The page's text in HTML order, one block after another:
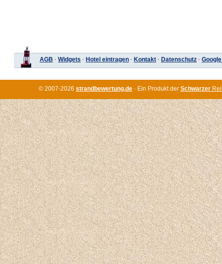
AGB · Widgets · Hotel eintragen · Kontakt · Datenschutz ·
© 2007-2026 strandbewertung.de · Ein Produkt der Schwarzer